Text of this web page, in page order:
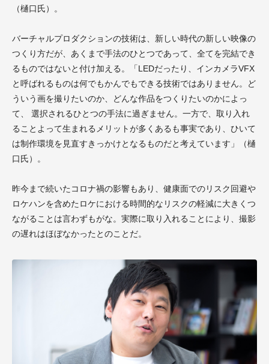
（樋口氏）。
バーチャルプロダクションの技術は、新しい時代の新しい映像の
つくり方だが、あくまで手法のひとつであって、全てを完結でき
るものではないと付け加える。「LEDだったり、インカメラVFX
と呼ばれるものは何でもかんでもできる技術ではありません。ど
ういう画を撮りたいのか、どんな作品をつくりたいのかによっ
て、 選択されるひとつの手法に過ぎません。一方で、取り入れ
ることよって生まれるメリットが多くあるも事実であり、ひいて
は制作環境を見直すきっかけとなるものだと考えています」（樋
口氏）。
昨今まで続いたコロナ禍の影響もあり、健康面でのリスク回避や
ロケハンを含めたロケにおける時間的なリスクの軽減に大きくつ
ながることは言わずもがな。実際に取り入れることにより、撮影
の遅れはほぼなかったとのことだ。